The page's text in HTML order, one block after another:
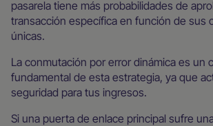
pasarela tiene más probabilidades de
transacción específica en función de sus
únicas.
La conmutación por error dinámica es un
fundamental de esta estrategia, ya que
seguridad para tus ingresos.
Si una puerta de enlace principal sufre